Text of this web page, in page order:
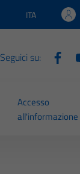
Lingua attiva:
ITA
Seguici su:
Accesso
all'informazione